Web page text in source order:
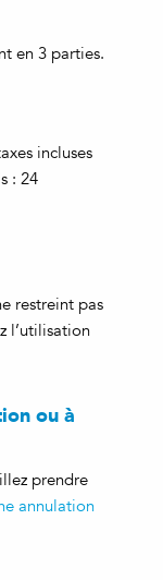
en 3 parties.
incluses
: 24
restreint pas
l’utilisation
ou à
prendre
annulation